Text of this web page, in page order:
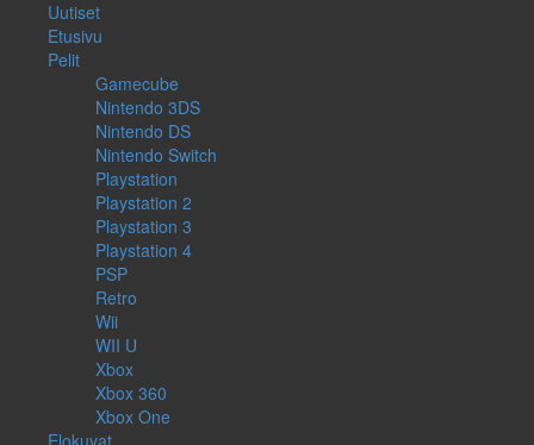
Uutiset
Etusivu
Pelit
Gamecube
Nintendo 3DS
Nintendo DS
Nintendo Switch
Playstation
Playstation 2
Playstation 3
Playstation 4
PSP
Retro
Wii
WII U
Xbox
Xbox 360
Xbox One
Elokuvat